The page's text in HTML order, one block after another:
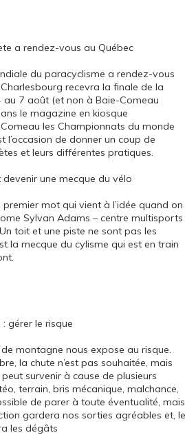
a rendez-vous au Québec
du paracyclisme a rendez-vous
recevra la finale de la
7 août (et non à Baie-Comeau
le magazine en kiosque
les Championnats du monde
l’occasion de donner un coup de
et leurs différentes pratiques.
une mecque du vélo
premier mot qui vient à l’idée quand on
Sylvan Adams – centre multisports
toit et une piste ne sont pas les
la mecque du cylisme qui est en train
gérer le risque
montagne nous expose au risque.
la chute n’est pas souhaitée, mais
survenir à cause de plusieurs
terrain, bris mécanique, malchance,
de parer à toute éventualité, mais
gardera nos sorties agréables et, le
les dégâts